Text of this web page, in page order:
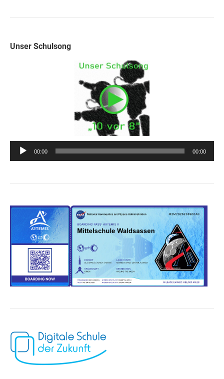
Unser Schulsong
Audio-
00:00 00:00